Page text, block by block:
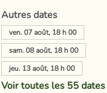
Autres dates
ven. 07 août, 18 h 00
sam. 08 août, 18 h 00
jeu. 13 août, 18 h 00
Voir toutes les 55 dates